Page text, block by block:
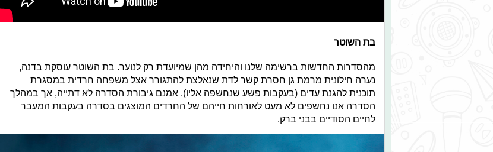
בת השוטר
מהסדרות החדשות ברשימה שלנו והיחידה מהן שמיועדת רק לנוער. בת השוטר עוסקת בדנה,
נערה חילונית מרמת גן חסרת קשר לדת שנאלצת להתגורר אצל משפחה חרדית במסגרת
תוכנית להגנת עדים (בעקבות פשע שנחשפה אליו). אמנם גיבורת הסדרה לא דתייה, אך במהלך
הסדרה אנו נחשפים לא מעט לאורחות חייהם של החרדים המוצגים בסדרה בעקבות המעבר
לחיים הסודיים בבני ברק.